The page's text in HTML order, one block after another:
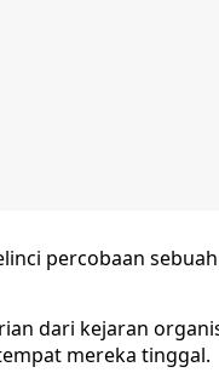
percobaan
dari kejaran
mereka tinggal.